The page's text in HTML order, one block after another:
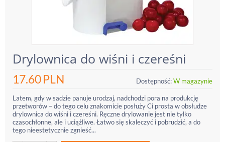
Drylownica do wiśni i czereśni
17.60PLN Dostępność:W magazynie
Latem, gdy w sadzie panuje urodzaj, nadchodzi pora na produkcję
przetworów – do tego celu znakomicie posłuży Ci prosta w obsłudze
drylownica do wiśni i czereśni. Ręczne drylowanie jest nie tylko
czasochłonne, ale i uciążliwe. Łatwo się skaleczyć i pobrudzić, a do
tego nieestetycznie zgnieść...